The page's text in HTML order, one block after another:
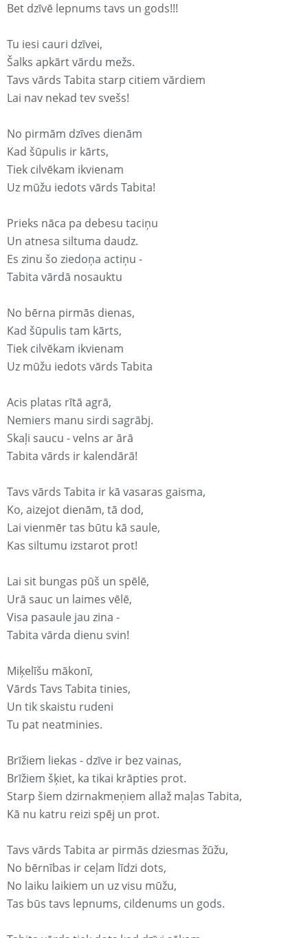
Bet dzīvē lepnums tavs un gods!!!
Tu iesi cauri dzīvei,
Šalks apkārt vārdu mežs.
Tavs vārds Tabita starp citiem vārdiem
Lai nav nekad tev svešs!
No pirmām dzīves dienām
Kad šūpulis ir kārts,
Tiek cilvēkam ikvienam
Uz mūžu iedots vārds Tabita!
Prieks nāca pa debesu taciņu
Un atnesa siltuma daudz.
Es zinu šo ziedoņa actiņu -
Tabita vārdā nosauktu
No bērna pirmās dienas,
Kad šūpulis tam kārts,
Tiek cilvēkam ikvienam
Uz mūžu iedots vārds Tabita
Acis platas rītā agrā,
Nemiers manu sirdi sagrābj.
Skaļi saucu - velns ar ārā
Tabita vārds ir kalendārā!
Tavs vārds Tabita ir kā vasaras gaisma,
Ko, aizejot dienām, tā dod,
Lai vienmēr tas būtu kā saule,
Kas siltumu izstarot prot!
Lai sit bungas pūš un spēlē,
Urā sauc un laimes vēlē,
Visa pasaule jau zina -
Tabita vārda dienu svin!
Miķelīšu mākonī,
Vārds Tavs Tabita tinies,
Un tik skaistu rudeni
Tu pat neatminies.
Brīžiem liekas - dzīve ir bez vainas,
Brīžiem šķiet, ka tikai krāpties prot.
Starp šiem dzirnakmeņiem allaž maļas Tabita,
Kā nu katru reizi spēj un prot.
Tavs vārds Tabita ar pirmās dziesmas žūžu,
No bērnības ir ceļam līdzi dots,
No laiku laikiem un uz visu mūžu,
Tas būs tavs lepnums, cildenums un gods.